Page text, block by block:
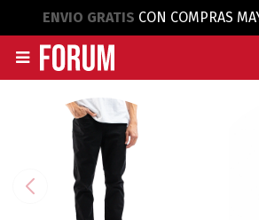
ENVIO GRATIS CON COMPRAS
